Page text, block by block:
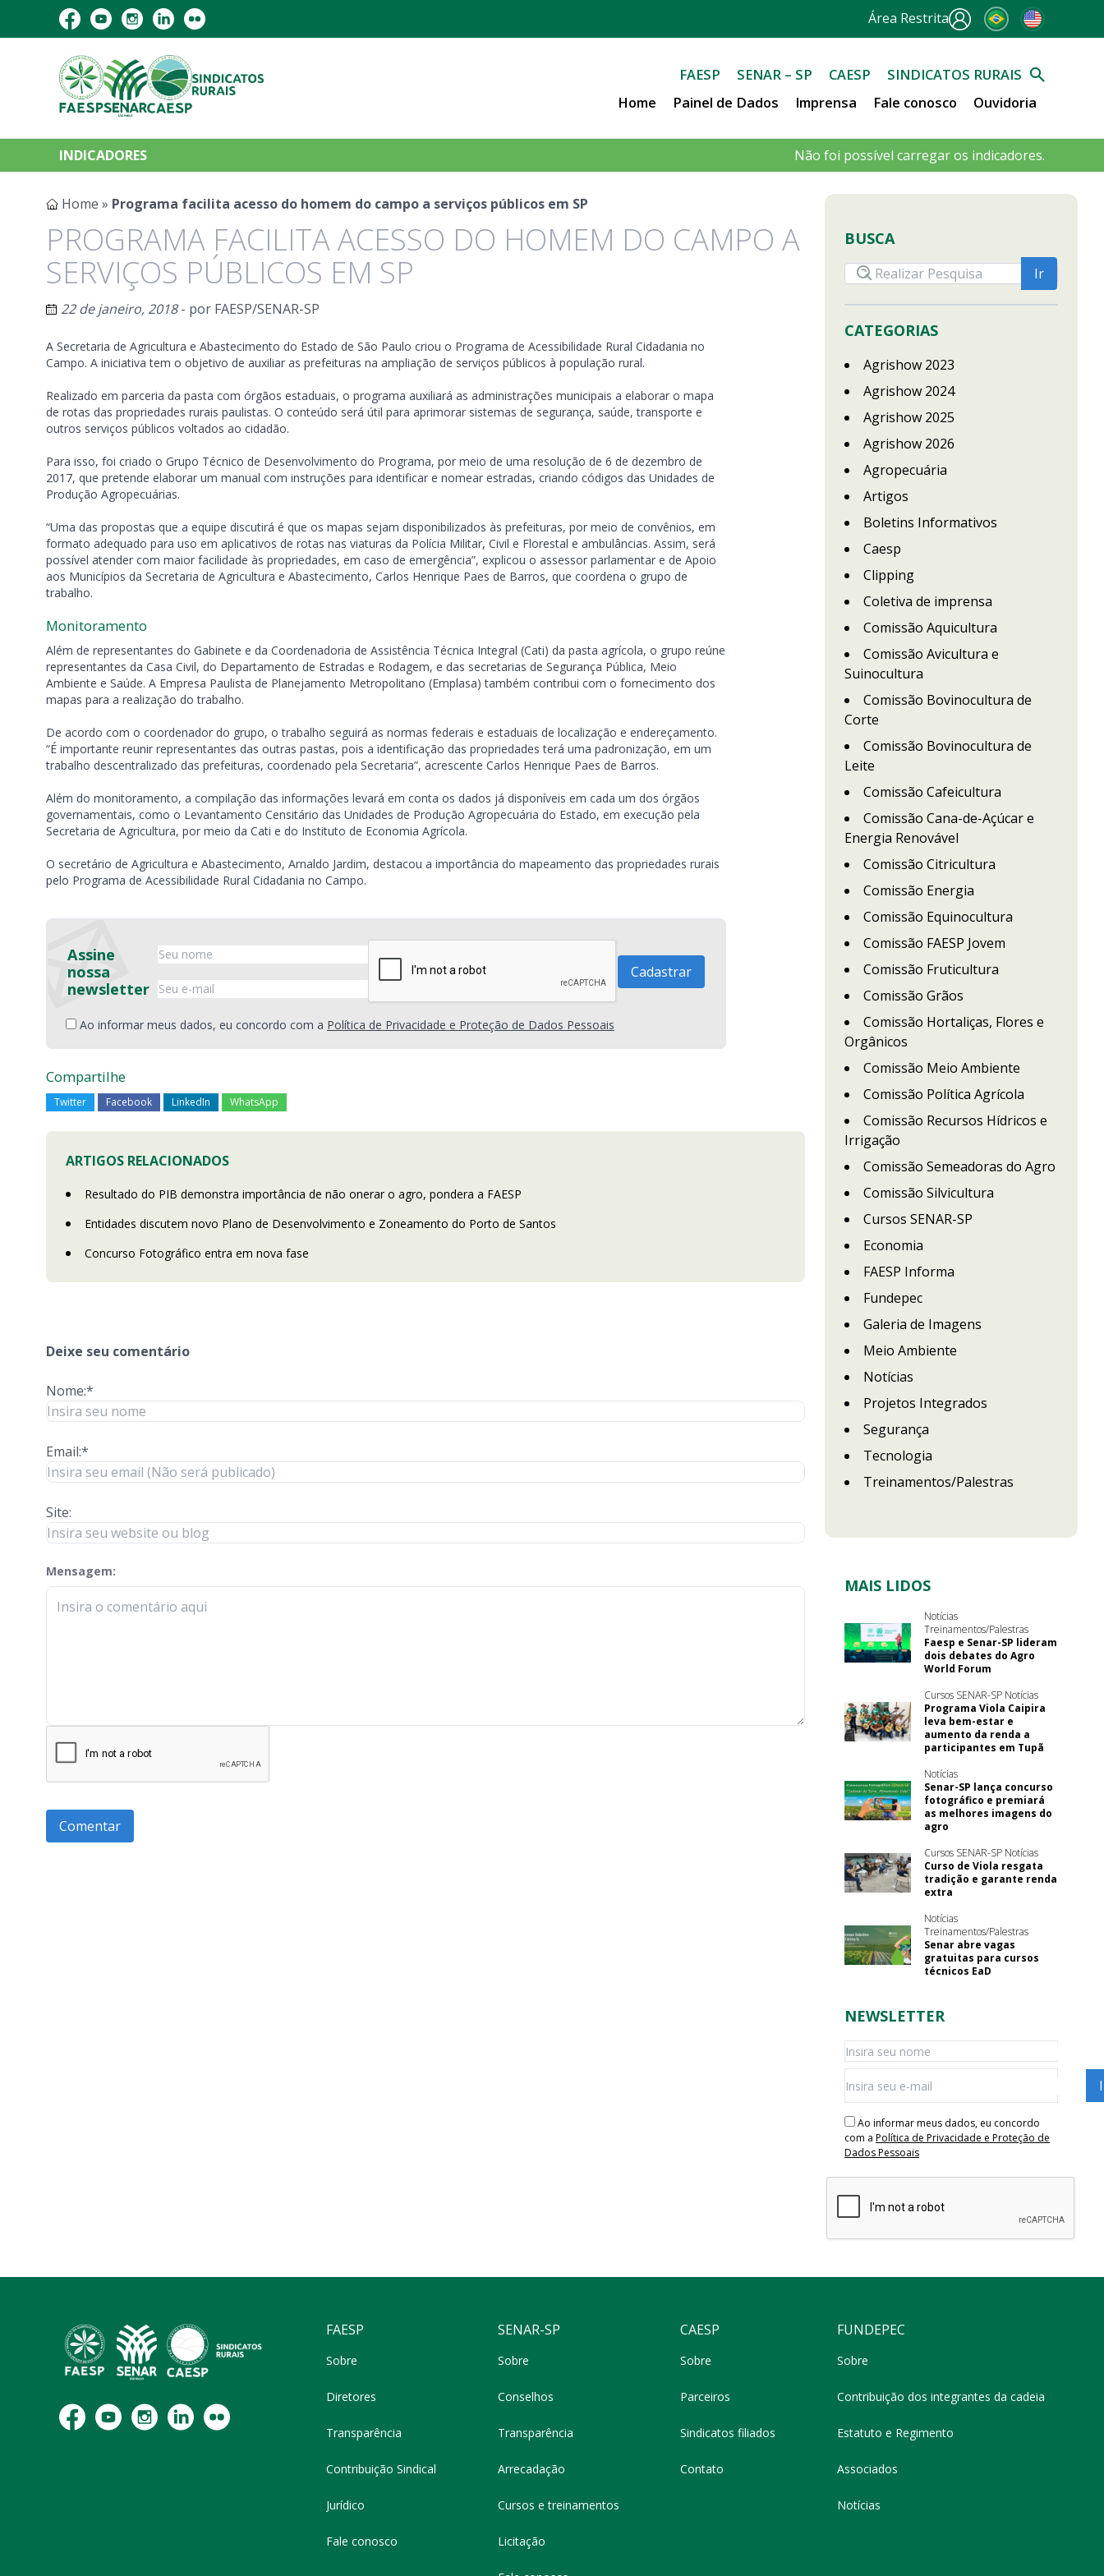
Área Restrita
FAESP SENAR – SP CAESP
SINDICATOS RURAIS
Home
Painel de Dados Imprensa Fale conosco Ouvidoria
INDICADORES Não foi possível carregar os indicadores.
Home » Programa facilita acesso do homem do campo a serviços públicos em SP
PROGRAMA FACILITA ACESSO DO HOMEM DO CAMPO A
SERVIÇOS PÚBLICOS EM SP
22 de janeiro, 2018- por FAESP/SENAR-SP
A Secretaria de Agricultura e Abastecimento do Estado de São Paulo criou o Programa de Acessibilidade Rural Cidadania no
Campo. A iniciativa tem o objetivo de auxiliar as prefeituras na ampliação de serviços públicos à população rural.
Realizado em parceria da pasta com órgãos estaduais, o programa auxiliará as administrações municipais a elaborar o mapa
de rotas das propriedades rurais paulistas. O conteúdo será útil para aprimorar sistemas de segurança, saúde, transporte e
outros serviços públicos voltados ao cidadão.
Para isso, foi criado o Grupo Técnico de Desenvolvimento do Programa, por meio de uma resolução de 6 de dezembro de
2017, que pretende elaborar um manual com instruções para identificar e nomear estradas, criando códigos das Unidades de
Produção Agropecuárias.
“Uma das propostas que a equipe discutirá é que os mapas sejam disponibilizados às prefeituras, por meio de convênios, em
formato adequado para uso em aplicativos de rotas nas viaturas da Polícia Militar, Civil e Florestal e ambulâncias. Assim, será
possível atender com maior facilidade às propriedades, em caso de emergência”, explicou o assessor parlamentar e de Apoio
aos Municípios da Secretaria de Agricultura e Abastecimento, Carlos Henrique Paes de Barros, que coordena o grupo de
trabalho.
Monitoramento
Além de representantes do Gabinete e da Coordenadoria de Assistência Técnica Integral (Cati) da pasta agrícola, o grupo reúne
representantes da Casa Civil, do Departamento de Estradas e Rodagem, e das secretarias de Segurança Pública, Meio
Ambiente e Saúde. A Empresa Paulista de Planejamento Metropolitano (Emplasa) também contribui com o fornecimento dos
mapas para a realização do trabalho.
De acordo com o coordenador do grupo, o trabalho seguirá as normas federais e estaduais de localização e endereçamento.
“É importante reunir representantes das outras pastas, pois a identificação das propriedades terá uma padronização, em um
trabalho descentralizado das prefeituras, coordenado pela Secretaria”, acrescente Carlos Henrique Paes de Barros.
Além do monitoramento, a compilação das informações levará em conta os dados já disponíveis em cada um dos órgãos
governamentais, como o Levantamento Censitário das Unidades de Produção Agropecuária do Estado, em execução pela
Secretaria de Agricultura, por meio da Cati e do Instituto de Economia Agrícola.
O secretário de Agricultura e Abastecimento, Arnaldo Jardim, destacou a importância do mapeamento das propriedades rurais
pelo Programa de Acessibilidade Rural Cidadania no Campo.
Assine
nossa
newsletter
Ao informar meus dados, eu concordo com a Política de Privacidade e Proteção de Dados Pessoais
Compartilhe
Twitter Facebook LinkedIn WhatsApp
ARTIGOS RELACIONADOS
Resultado do PIB demonstra importância de não onerar o agro, pondera a FAESP
Entidades discutem novo Plano de Desenvolvimento e Zoneamento do Porto de Santos
Concurso Fotográfico entra em nova fase
Deixe seu comentário
Nome:*
Email:*
Site:
Mensagem:
check-terms
BUSCA
CATEGORIAS
Agrishow 2023
Agrishow 2024
Agrishow 2025
Agrishow 2026
Agropecuária
Artigos
Boletins Informativos
Caesp
Clipping
Coletiva de imprensa
Comissão Aquicultura
Comissão Avicultura e
Suinocultura
Comissão Bovinocultura de
Corte
Comissão Bovinocultura de
Leite
Comissão Cafeicultura
Comissão Cana-de-Açúcar e
Energia Renovável
Comissão Citricultura
Comissão Energia
Comissão Equinocultura
Comissão FAESP Jovem
Comissão Fruticultura
Comissão Grãos
Comissão Hortaliças, Flores e
Orgânicos
Comissão Meio Ambiente
Comissão Política Agrícola
Comissão Recursos Hídricos e
Irrigação
Comissão Semeadoras do Agro
Comissão Silvicultura
Cursos SENAR-SP
Economia
FAESP Informa
Fundepec
Galeria de Imagens
Meio Ambiente
Notícias
Projetos Integrados
Segurança
Tecnologia
Treinamentos/Palestras
MAIS LIDOS
Notícias
Treinamentos/Palestras
Faesp e Senar-SP lideram
dois debates do Agro
World Forum
Cursos SENAR-SP Notícias
Programa Viola Caipira
leva bem-estar e
aumento da renda a
participantes em Tupã
Notícias
Senar-SP lança concurso
fotográfico e premiará
as melhores imagens do
agro
Cursos SENAR-SP Notícias
Curso de Viola resgata
tradição e garante renda
extra
Notícias
Treinamentos/Palestras
Senar abre vagas
gratuitas para cursos
técnicos EaD
NEWSLETTER
Ao informar meus dados, eu concordo
com a Política de Privacidade e Proteção de
Dados Pessoais
FAESP
Sobre
Diretores
Transparência
Contribuição Sindical
Jurídico
Fale conosco
SENAR-SP
Sobre
Conselhos
Transparência
Arrecadação
Cursos e treinamentos
Licitação
CAESP
Sobre
Parceiros
Sindicatos filiados
Contato
FUNDEPEC
Sobre
Contribuição dos integrantes da cadeia
Estatuto e Regimento
Associados
Notícias